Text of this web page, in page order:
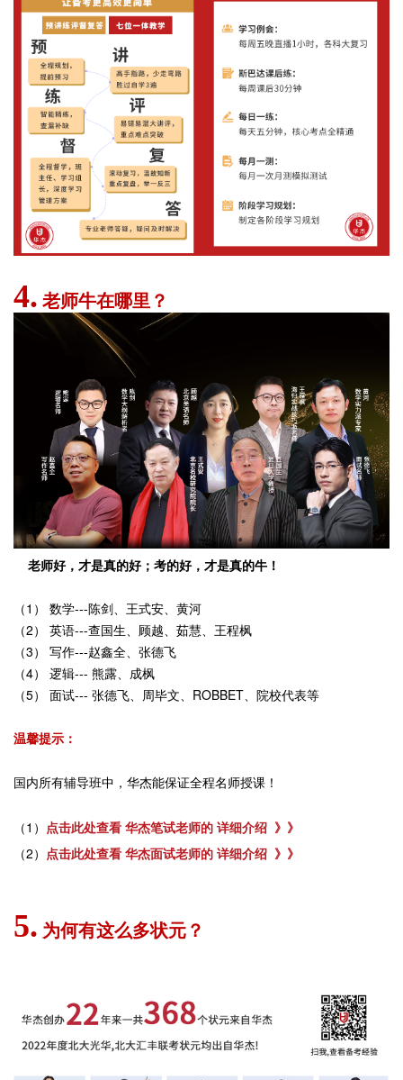
4. 老师牛在哪里？
老师好，才是真的好；考的好，才是真的牛！
（1） 数学---陈剑、王式安、黄河
（2） 英语---查国生、顾越、茹慧、王程枫
（3） 写作---赵鑫全、张德飞
（4） 逻辑--- 熊露、成枫
（5） 面试--- 张德飞、周毕文、ROBBET、院校代表等
温馨提示：
国内所有辅导班中，华杰能保证全程名师授课！
（1） 点击此处查看 华杰笔试老师的 详细介绍 》》
（2） 点击此处查看 华杰面试老师的 详细介绍 》》
5. 为何有这么多状元？